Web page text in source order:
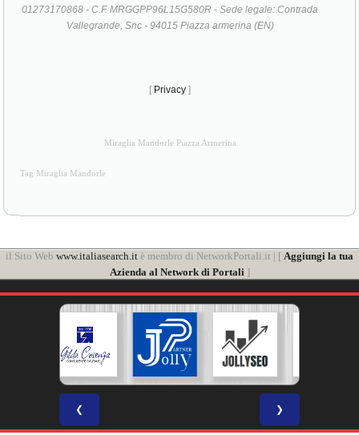
01273170868 - C.F. MRGGPP96L15G580R - Sede legale: Contrada
Vallegrande, Snc - 94015 Piazza armerina (EN)
[ Privacy ]
Miraglia Mandorle Piazza Armerina
Tag Miraglia Mandorle
il Sito Web www.italiasearch.it è membro di NetworkPortali.it | [ Aggiungi la tua
Azienda al Network di Portali ]
❮ ❯